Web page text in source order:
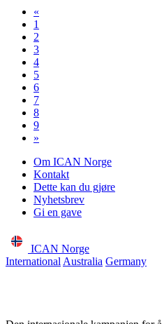
«
1
2
3
4
5
6
7
8
9
»
Om ICAN Norge
Kontakt
Dette kan du gjøre
Nyhetsbrev
Gi en gave
ICAN Norge
International Australia Germany